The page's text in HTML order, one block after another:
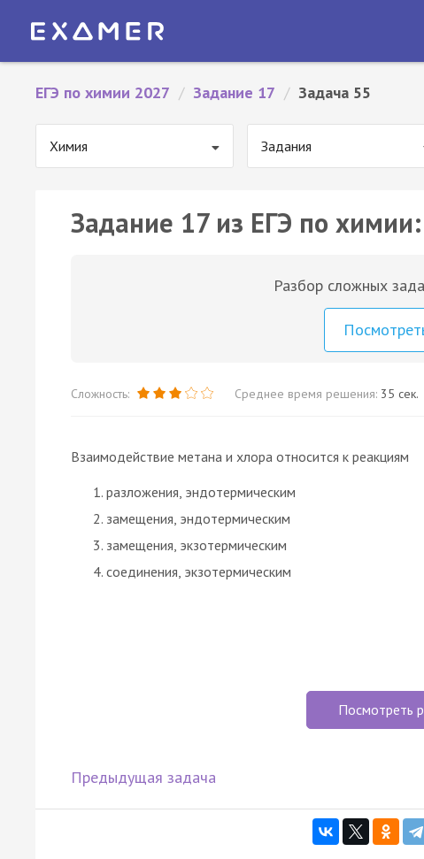
ЕГЭ по химии 2027 / Задание 17 / Задача 55
Химия Задания
Задание 17 из ЕГЭ по
Разбор сложных
Сложность: Среднее время решения: 35 сек.
Взаимодействие метана и хлора относится к реакциям
разложения, эндотермическим
замещения, эндотермическим
замещения, экзотермическим
соединения, экзотермическим
Посмотреть
Предыдущая задача